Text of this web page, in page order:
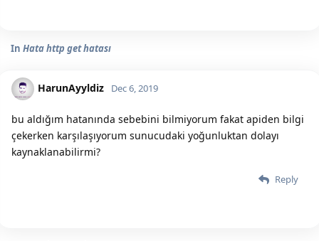
In Hata http get hatası
HarunAyyldiz Dec 6, 2019
bu aldığım hatanında sebebini bilmiyorum fakat apiden bilgi
çekerken karşılaşıyorum sunucudaki yoğunluktan dolayı
kaynaklanabilirmi?
Reply